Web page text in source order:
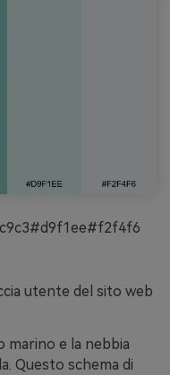
utente del sito web
marino e la nebbia
Questo schema di